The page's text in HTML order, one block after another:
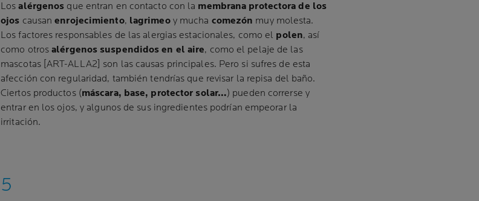
Losalérgenos que entran en contacto con la membrana protectora de los
ojos causanenrojecimiento, lagrimeoy mucha comezón muy molesta.
Los factores responsables de las alergias estacionales, como el polen, así
como otrosalérgenos suspendidos en el aire, como el pelaje de las
mascotas [ART-ALLA2] son las causas principales. Pero si sufres de esta
afección con regularidad, también tendrías que revisar la repisa del baño.
Ciertos productos (máscara, base, protector solar…) pueden correrse y
entrar en los ojos, y algunos de sus ingredientes podrían empeorar la
irritación.